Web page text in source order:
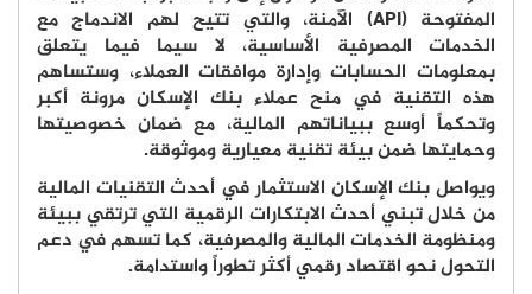
المفتوحة (API) الآمنة، والتي تتيح لهم الاندماج مع
الخدمات المصرفية الأساسية، لا سيما فيما يتعلق
بمعلومات الحسابات وإدارة موافقات العملاء، وستساهم
هذه التقنية في منح عملاء بنك الإسكان مرونة أكبر
وتحكماً أوسع ببياناتهم المالية، مع ضمان خصوصيتها
وحمايتها ضمن بيئة تقنية معيارية وموثوقة.
ويواصل بنك الإسكان الاستثمار في أحدث التقنيات المالية
من خلال تبني أحدث الابتكارات الرقمية التي ترتقي ببيئة
ومنظومة الخدمات المالية والمصرفية، كما تسهم في دعم
التحول نحو اقتصاد رقمي أكثر تطوراً واستدامة.